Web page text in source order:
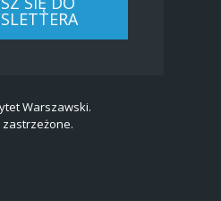
Warszawski.